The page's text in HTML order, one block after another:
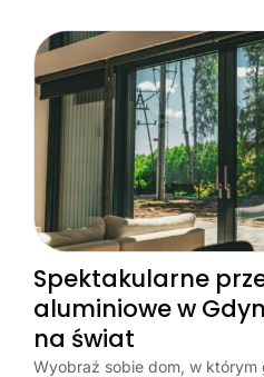
Spektakularne
aluminiowe w
na świat
Wyobraź sobie dom, w